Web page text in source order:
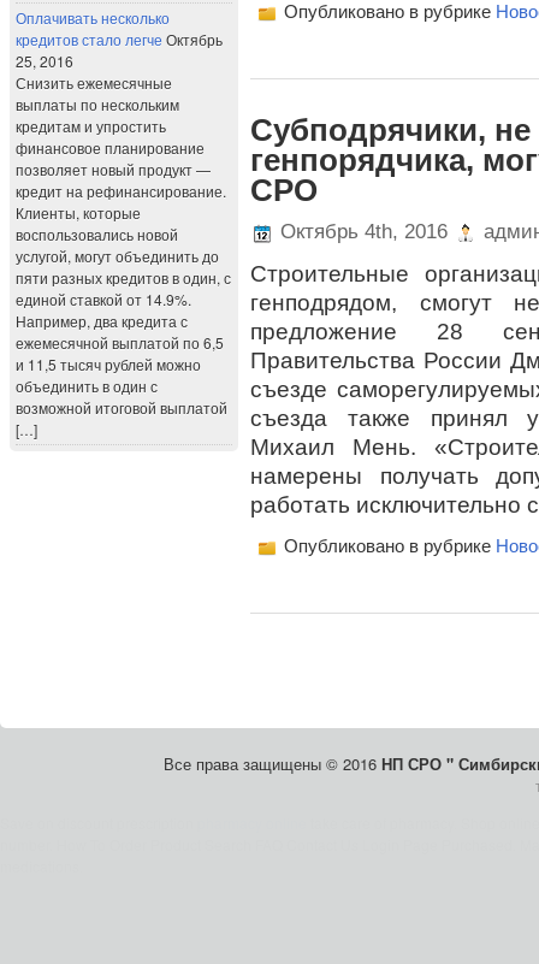
Оплачивать несколько
кредитов стало легче Октябрь
25, 2016
Снизить ежемесячные
выплаты по нескольким
кредитам и упростить
финансовое планирование
позволяет новый продукт —
кредит на рефинансирование.
Клиенты, которые
воспользовались новой
услугой, могут объединить до
пяти разных кредитов в один, с
единой ставкой от 14.9%.
Например, два кредита с
ежемесячной выплатой по 6,5
и 11,5 тысяч рублей можно
объединить в один с
возможной итоговой выплатой
[…]
Опубликовано в рубрике
Субподрячики,
генпорядчика,
СРО
Октябрь 4th, 2016
Строительные
генподрядом, смогут
предложение 28
Правительства России
съезде
съезда также принял
Михаил Мень.
намерены получать
работать
Опубликовано в рубрике
Все права защищены © 2016 НП СРО "